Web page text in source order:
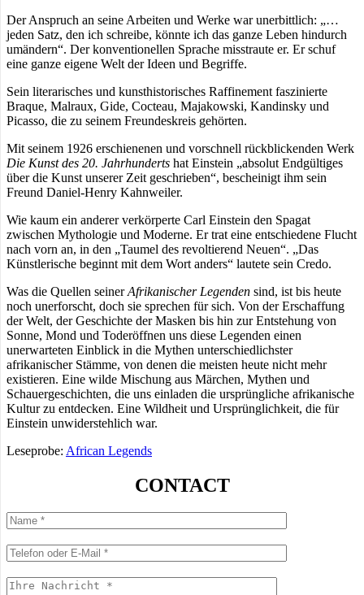
Der Anspruch an seine Arbeiten und Werke war unerbittlich: „…
jeden Satz, den ich schreibe, könnte ich das ganze Leben hindurch
umändern“. Der konventionellen Sprache misstraute er. Er schuf
eine ganze eigene Welt der Ideen und Begriffe.
Sein literarisches und kunsthistorisches Raffinement faszinierte
Braque, Malraux, Gide, Cocteau, Majakowski, Kandinsky und
Picasso, die zu seinem Freundeskreis gehörten.
Mit seinem 1926 erschienenen und vorschnell rückblickenden Werk
Die Kunst des 20. Jahrhunderts hat Einstein „absolut Endgültiges
über die Kunst unserer Zeit geschrieben“, bescheinigt ihm sein
Freund Daniel-Henry Kahnweiler.
Wie kaum ein anderer verkörperte Carl Einstein den Spagat
zwischen Mythologie und Moderne. Er trat eine entschiedene Flucht
nach vorn an, in den „Taumel des revoltierend Neuen“. „Das
Künstlerische beginnt mit dem Wort anders“ lautete sein Credo.
Was die Quellen seinerAfrikanischer Legenden sind, ist bis heute
noch unerforscht, doch sie sprechen für sich. Von der Erschaffung
der Welt, der Geschichte der Masken bis hin zur Entstehung von
Sonne, Mond und Toderöffnen uns diese Legenden einen
unerwarteten Einblick in die Mythen unterschiedlichster
afrikanischer Stämme, von denen die meisten heute nicht mehr
existieren. Eine wilde Mischung aus Märchen, Mythen und
Schauergeschichten, die uns einladen die ursprüngliche afrikanische
Kultur zu entdecken. Eine Wildheit und Ursprünglichkeit, die für
Einstein unwiderstehlich war.
Leseprobe: African Legends
CONTACT